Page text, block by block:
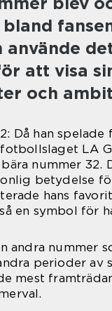
använde
att visa
och
Då han spelade
LA
nummer 32.
betydelse
hans
en symbol för
andra nummer
perioder av
mest